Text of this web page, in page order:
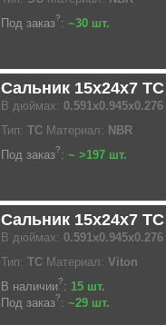
Под заказ?: ~30 шт.
Сальник 15x24x7
В дюймах: 0.591x0.945x0.276
Тип: TC Материал: NBR
Под заказ?: ~ >197 шт.
Сальник 15x24x7
В дюймах: 0.591x0.945x0.276
Тип: TC Материал: Viton
В наличии?: 15 шт.
Под заказ?: ~29 шт.